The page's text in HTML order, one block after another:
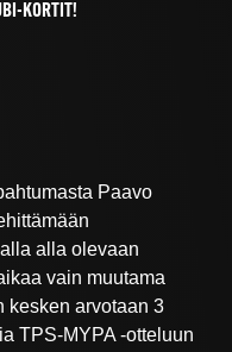
KORTIT!
Paavo
alla olevaan
vain muutama
kesken arvotaan 3
TPS-MYPA -otteluun